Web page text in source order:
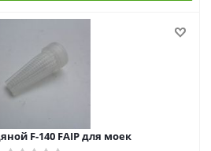
F-140 FAIP для моек